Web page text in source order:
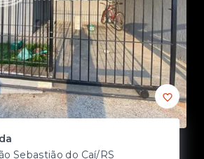
Sebastião do Caí/RS